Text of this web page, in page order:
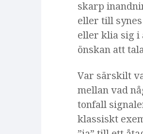
skarp
eller till
eller klia sig i
önskan att
Var särskilt
mellan vad
tonfall
klassiskt